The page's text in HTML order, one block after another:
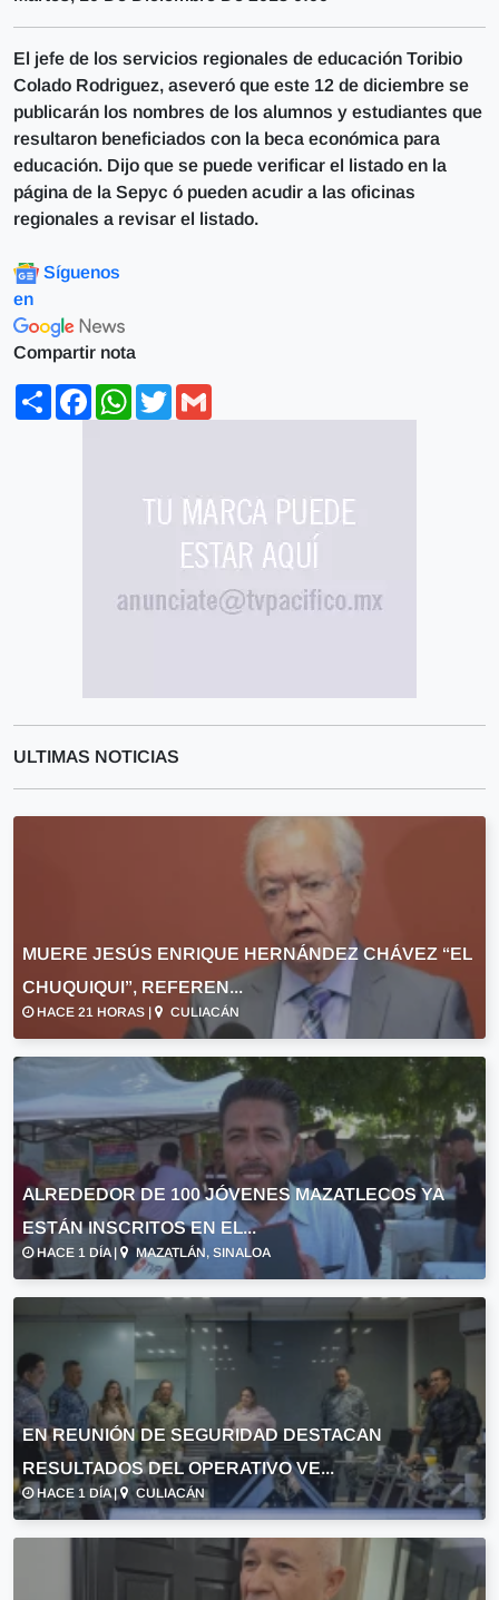
El jefe de los servicios regionales de educación Toribio
Colado Rodriguez, aseveró que este 12 de diciembre se
publicarán los nombres de los alumnos y estudiantes que
resultaron beneficiados con la beca económica para
educación. Dijo que se puede verificar el listado en la
página de la Sepyc ó pueden acudir a las oficinas
regionales a revisar el listado.
Síguenos
en
Compartir nota
ShareFacebookWhatsApp
Twitter
ULTIMAS NOTICIAS
MUERE JESÚS ENRIQUE HERNÁNDEZ CHÁVEZ “EL
CHUQUIQUI”, REFEREN...
HACE 21 HORAS | CULIACÁN
ALREDEDOR DE 100 JÓVENES MAZATLECOS YA
ESTÁN INSCRITOS EN EL...
HACE 1 DÍA | MAZATLÁN, SINALOA
EN REUNIÓN DE SEGURIDAD DESTACAN
RESULTADOS DEL OPERATIVO VE...
HACE 1 DÍA | CULIACÁN